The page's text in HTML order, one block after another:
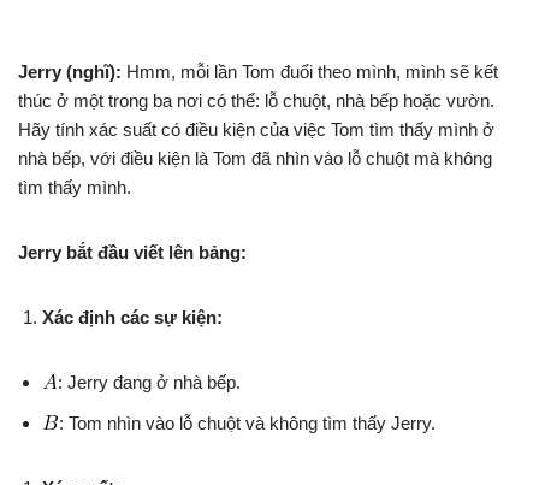
Jerry (nghĩ): Hmm, mỗi lần Tom đuổi theo mình, mình sẽ kết
thúc ở một trong ba nơi có thể: lỗ chuột, nhà bếp hoặc vườn.
Hãy tính xác suất có điều kiện của việc Tom tìm thấy mình ở
nhà bếp, với điều kiện là Tom đã nhìn vào lỗ chuột mà không
tìm thấy mình.
Jerry bắt đầu viết lên bảng:
Xác định các sự kiện:
: Jerry đang ở nhà bếp.
: Tom nhìn vào lỗ chuột và không tìm thấy Jerry.